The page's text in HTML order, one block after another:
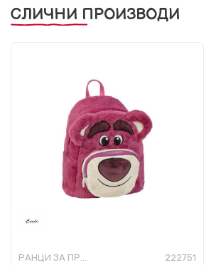
СЛИЧНИ ПРОИЗВОДИ
РАНЦИ ЗА ПРЕДУЧИЛИШНА ВОЗРАСТ 222751